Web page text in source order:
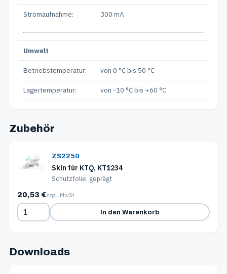
Stromaufnahme: 300 mA
Umwelt
Betriebstemperatur: von 0 °C bis 50 °C
Lagertemperatur: von -10 °C bis +60 °C
Zubehör
ZS2250
Skin für KTQ, KT1234
Schutzfolie, geprägt
20,53 €zzgl. MwSt.
In den Warenkorb
Downloads